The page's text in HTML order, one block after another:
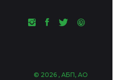
© 2026 , АБП, АО